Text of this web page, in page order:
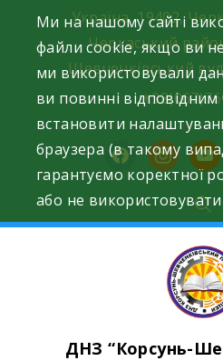
content
Україна, 19402,
Черкаський
Шевченківський
facebookinstagram
ДНЗ “Корсунь-
Ми на нашому сайті
файли cookie, якщо ви
ми використовували
ви повинні
встановити
браузера (в такому
гарантуємо коректної
або не